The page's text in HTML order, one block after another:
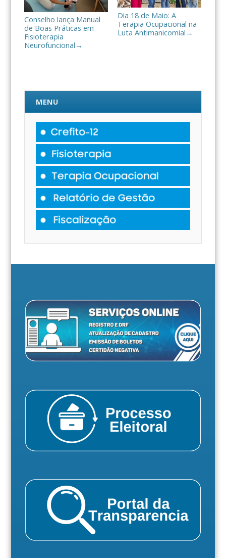
Conselho lança Manual
de Boas Práticas em
Fisioterapia
Neurofuncional →
Dia 18 de Maio: A
Terapia Ocupacional na
Luta Antimanicomial →
MENU